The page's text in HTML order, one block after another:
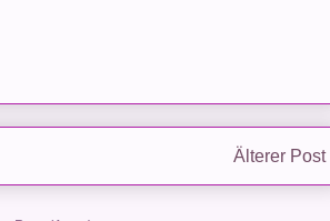
Älterer Post